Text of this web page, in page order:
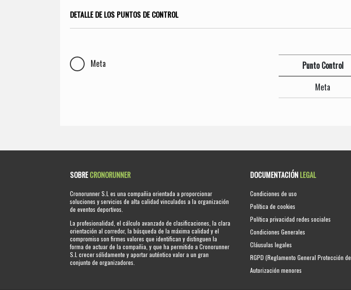
DETALLE DE LOS PUNTOS DE CONTROL
Meta Punto Control
Meta
SOBRECRONORUNNER
Cronorunner S.L es una compañia orientada a proporcionar
soluciones y servicios de alta calidad vinculados a la organización
de eventos deportivos.
La profesionalidad, el cálculo avanzado de clasificaciones, la clara
orientación al corredor, la búsqueda de la máxima calidad y el
compromiso son firmes valores que identifican y distinguen la
forma de actuar de la compañia, y que ha permitido a Cronorunner
S.L crecer sólidamente y aportar auténtico valor a un gran
conjunto de organizadores.
DOCUMENTACIÓNLEGAL
Condiciones de uso
Política de cookies
Política privacidad redes sociales
Condiciones Generales
Cláusulas legales
RGPD (Reglamento General Protección
Autorización menores